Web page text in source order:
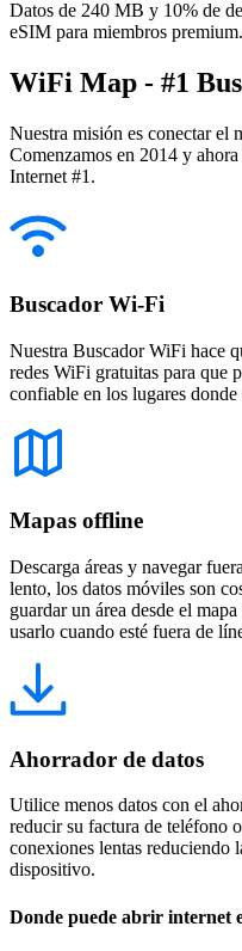
Datos de 240 MB y 10% de
eSIM para miembros premium.
WiFi Map - #1
Nuestra misión es conectar el
Comenzamos en 2014 y
Internet #1.
Buscador Wi-Fi
Nuestra Buscador WiFi hace
redes WiFi gratuitas para que
confiable en los lugares
Mapas offline
Descarga áreas y navegar
lento, los datos móviles son
guardar un área desde el
usarlo cuando esté fuera de
Ahorrador de datos
Utilice menos datos con el
reducir su factura de teléfono
conexiones lentas reduciendo
dispositivo.
Donde puede abrir internet